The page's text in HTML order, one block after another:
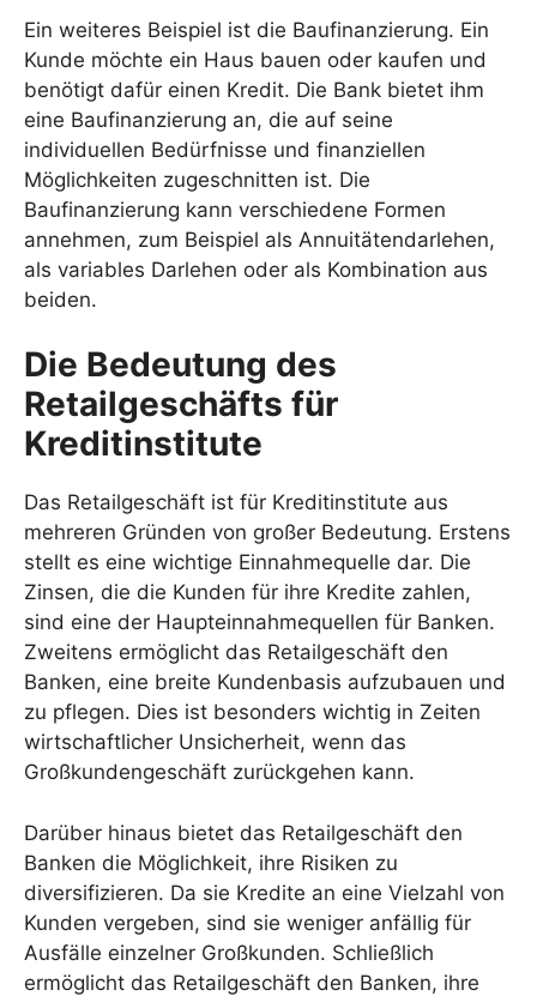
Ein weiteres Beispiel ist die Baufinanzierung. Ein
Kunde möchte ein Haus bauen oder kaufen und
benötigt dafür einen Kredit. Die Bank bietet ihm
eine Baufinanzierung an, die auf seine
individuellen Bedürfnisse und finanziellen
Möglichkeiten zugeschnitten ist. Die
Baufinanzierung kann verschiedene Formen
annehmen, zum Beispiel als Annuitätendarlehen,
als variables Darlehen oder als Kombination aus
beiden.
Die Bedeutung des
Retailgeschäfts für
Kreditinstitute
Das Retailgeschäft ist für Kreditinstitute aus
mehreren Gründen von großer Bedeutung. Erstens
stellt es eine wichtige Einnahmequelle dar. Die
Zinsen, die die Kunden für ihre Kredite zahlen,
sind eine der Haupteinnahmequellen für Banken.
Zweitens ermöglicht das Retailgeschäft den
Banken, eine breite Kundenbasis aufzubauen und
zu pflegen. Dies ist besonders wichtig in Zeiten
wirtschaftlicher Unsicherheit, wenn das
Großkundengeschäft zurückgehen kann.
Darüber hinaus bietet das Retailgeschäft den
Banken die Möglichkeit, ihre Risiken zu
diversifizieren. Da sie Kredite an eine Vielzahl von
Kunden vergeben, sind sie weniger anfällig für
Ausfälle einzelner Großkunden. Schließlich
ermöglicht das Retailgeschäft den Banken, ihre